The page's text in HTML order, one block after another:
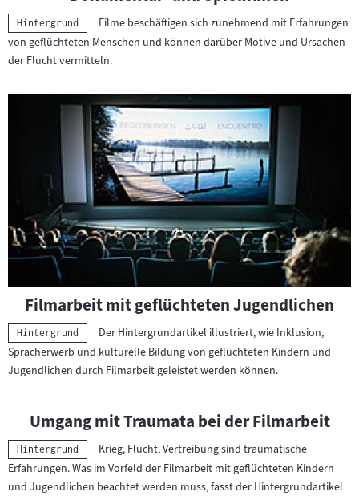
e
n
d
i
n
Kategorie:
Hintergrund
Filme beschäftigen sich zunehmend mit Erfahrungen
von geflüchteten Menschen und können darüber Motive und Ursachen
der Flucht vermitteln.
Filmarbeit mit geflüchteten Jugendlichen
Kategorie:
Hintergrund
Der Hintergrundartikel illustriert, wie Inklusion,
Spracherwerb und kulturelle Bildung von geflüchteten Kindern und
Jugendlichen durch Filmarbeit geleistet werden können.
Umgang mit Traumata bei der Filmarbeit
Kategorie:
Hintergrund
Krieg, Flucht, Vertreibung sind traumatische
Erfahrungen. Was im Vorfeld der Filmarbeit mit geflüchteten Kindern
und Jugendlichen beachtet werden muss, fasst der Hintergrundartikel